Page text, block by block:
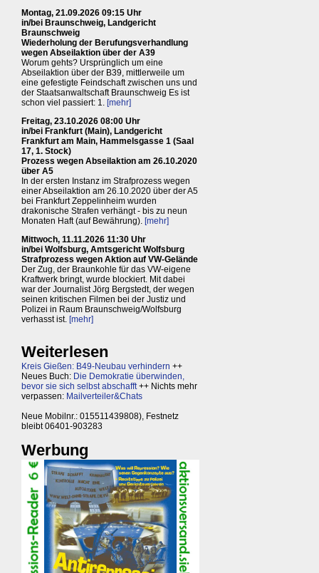
Montag, 21.09.2026 09:15 Uhr
in/bei Braunschweig, Landgericht
Braunschweig
Wiederholung der Berufungsverhandlung
wegen Abseilaktion über der A39
Worum gehts? Ursprünglich um eine
Abseilaktion über der B39, mittlerweile um
eine gefestigte Feindschaft zwischen uns und
der Staatsanwaltschaft Braunschweig Es ist
schon viel passiert: 1. [mehr]
Freitag, 23.10.2026 08:00 Uhr
in/bei Frankfurt (Main), Landgericht
Frankfurt am Main, Hammelsgasse 1 (Saal
17, 1. Stock)
Prozess wegen Abseilaktion am 26.10.2020
über A5
In der ersten Instanz im Strafprozess wegen
einer Abseilaktion am 26.10.2020 über der A5
bei Frankfurt Zeppelinheim wurden
drakonische Strafen verhängt - bis zu neun
Monaten Haft (auf Bewährung). [mehr]
Mittwoch, 11.11.2026 11:30 Uhr
in/bei Wolfsburg, Amtsgericht Wolfsburg
Strafprozess wegen Aktion auf VW-Gelände
Der Zug, der Braunkohle für das VW-eigene
Kraftwerk bringt, wurde blockiert. Mit dabei
war der Journalist Jörg Bergstedt, der wegen
seinen kritischen Filmen bei der Justiz und
Polizei in Raum Braunschweig/Wolfsburg
verhasst ist. [mehr]
Weiterlesen
Kreis Gießen: B49-Neubau verhindern ++
Neues Buch: Die Demokratie überwinden,
bevor sie sich selbst abschafft++ Nichts mehr
verpassen: Mailverteiler&Chats
Neue Mobilnr.: 015511439808), Festnetz
bleibt 06401-903283
Werbung